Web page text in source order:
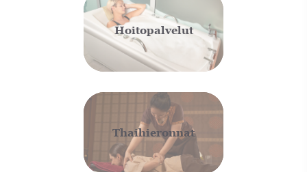
Hoitopalvelut
Thaihieronnat